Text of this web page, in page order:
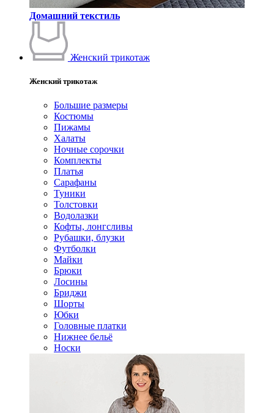
Домашний текстиль
Женский трикотаж
Женский трикотаж
Большие размеры
Костюмы
Пижамы
Халаты
Ночные сорочки
Комплекты
Платья
Сарафаны
Туники
Толстовки
Водолазки
Кофты, лонгсливы
Рубашки, блузки
Футболки
Майки
Брюки
Лосины
Бриджи
Шорты
Юбки
Головные платки
Нижнее бельё
Носки